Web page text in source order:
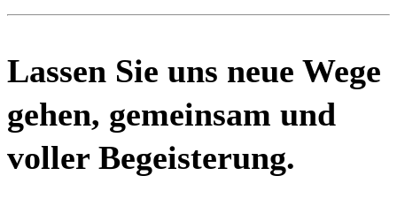
Lassen Sie uns neue Wege
gehen, gemeinsam und
voller Begeisterung.